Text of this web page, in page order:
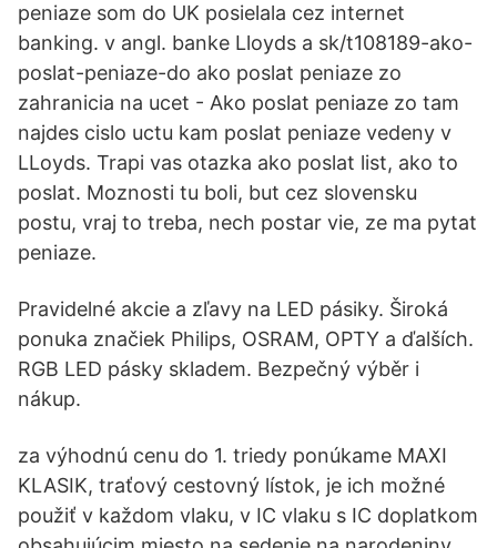
peniaze som do UK posielala cez internet
banking. v angl. banke Lloyds a sk/t108189-ako-
poslat-peniaze-do ako poslat peniaze zo
zahranicia na ucet - Ako poslat peniaze zo tam
najdes cislo uctu kam poslat peniaze vedeny v
LLoyds. Trapi vas otazka ako poslat list, ako to
poslat. Moznosti tu boli, but cez slovensku
postu, vraj to treba, nech postar vie, ze ma pytat
peniaze.
Pravidelné akcie a zľavy na LED pásiky. Široká
ponuka značiek Philips, OSRAM, OPTY a ďalších.
RGB LED pásky skladem. Bezpečný výběr i
nákup.
za výhodnú cenu do 1. triedy ponúkame MAXI
KLASIK, traťový cestovný lístok, je ich možné
použiť v každom vlaku, v IC vlaku s IC doplatkom